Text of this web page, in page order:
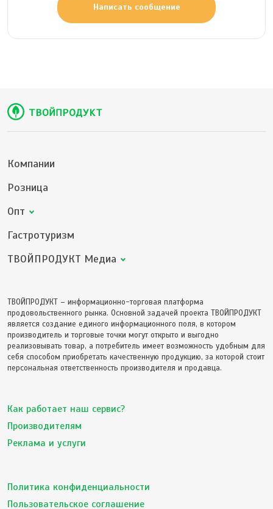
Написать сообщение
Компании
Розница
Опт
Гастротуризм
ТВОЙПРОДУКТ Медиа
ТВОЙПРОДУКТ – информационно-торговая платформа
продовольственного рынка. Основной задачей проекта ТВОЙПРОДУКТ
является создание единого информационного поля, в котором
производитель и торговые точки могут открыто и выгодно
реализовывать товар, а потребитель имеет возможность удобным для
себя способом приобретать качественную продукцию, за которой стоит
персональная ответственность производителя и продавца.
Как работает наш сервис?
Производителям
Реклама и услуги
Политика конфиденциальности
Пользовательское соглашение